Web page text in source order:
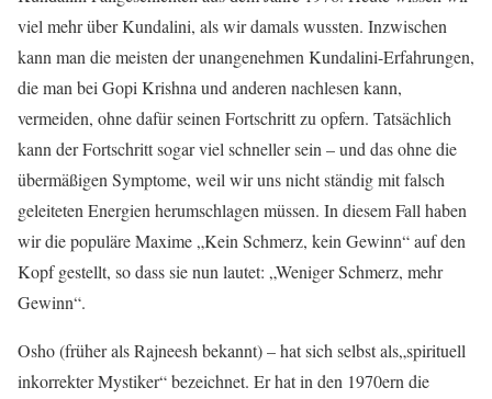
viel mehr über Kundalini, als wir damals wussten. Inzwischen
kann man die meisten der unangenehmen Kundalini-Erfahrungen,
die man bei Gopi Krishna und anderen nachlesen kann,
vermeiden, ohne dafür seinen Fortschritt zu opfern. Tatsächlich
kann der Fortschritt sogar viel schneller sein – und das ohne die
übermäßigen Symptome, weil wir uns nicht ständig mit falsch
geleiteten Energien herumschlagen müssen. In diesem Fall haben
wir die populäre Maxime „Kein Schmerz, kein Gewinn“ auf den
Kopf gestellt, so dass sie nun lautet: „Weniger Schmerz, mehr
Gewinn“.
Osho (früher als Rajneesh bekannt) – hat sich selbst als„spirituell
inkorrekter Mystiker“ bezeichnet. Er hat in den 1970ern die